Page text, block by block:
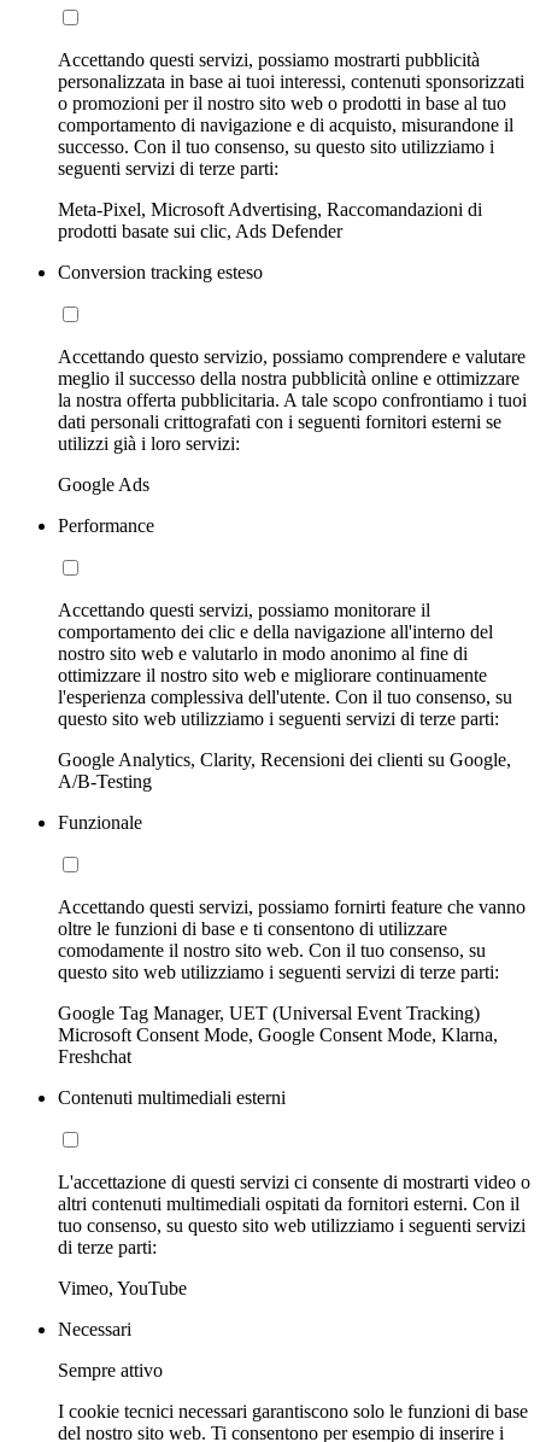
Accettando questi servizi, possiamo mostrarti pubblicità
personalizzata in base ai tuoi interessi, contenuti sponsorizzati
o promozioni per il nostro sito web o prodotti in base al tuo
comportamento di navigazione e di acquisto, misurandone il
successo. Con il tuo consenso, su questo sito utilizziamo i
seguenti servizi di terze parti:
Meta-Pixel, Microsoft Advertising, Raccomandazioni di
prodotti basate sui clic, Ads Defender
Conversion tracking esteso
Accettando questo servizio, possiamo comprendere e valutare
meglio il successo della nostra pubblicità online e ottimizzare
la nostra offerta pubblicitaria. A tale scopo confrontiamo i tuoi
dati personali crittografati con i seguenti fornitori esterni se
utilizzi già i loro servizi:
Google Ads
Performance
Accettando questi servizi, possiamo monitorare il
comportamento dei clic e della navigazione all'interno del
nostro sito web e valutarlo in modo anonimo al fine di
ottimizzare il nostro sito web e migliorare continuamente
l'esperienza complessiva dell'utente. Con il tuo consenso, su
questo sito web utilizziamo i seguenti servizi di terze parti:
Google Analytics, Clarity, Recensioni dei clienti su Google,
A/B-Testing
Funzionale
Accettando questi servizi, possiamo fornirti feature che vanno
oltre le funzioni di base e ti consentono di utilizzare
comodamente il nostro sito web. Con il tuo consenso, su
questo sito web utilizziamo i seguenti servizi di terze parti:
Google Tag Manager, UET (Universal Event Tracking)
Microsoft Consent Mode, Google Consent Mode, Klarna,
Freshchat
Contenuti multimediali esterni
L'accettazione di questi servizi ci consente di mostrarti video o
altri contenuti multimediali ospitati da fornitori esterni. Con il
tuo consenso, su questo sito web utilizziamo i seguenti servizi
di terze parti:
Vimeo, YouTube
Necessari
Sempre attivo
I cookie tecnici necessari garantiscono solo le funzioni di base
del nostro sito web. Ti consentono per esempio di inserire i